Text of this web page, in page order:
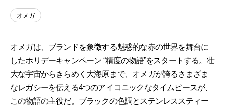
オメガ
オメガは、ブランドを象徴する魅惑的な赤の世界を舞台に
したホリデーキャンペーン “精度の物語”をスタートする。壮
大な宇宙からきらめく大海原まで、オメガが誇るさまざま
なレガシーを伝える4つのアイコニックなタイムピースが、
この物語の主役だ。ブラックの色調とステンレススティー